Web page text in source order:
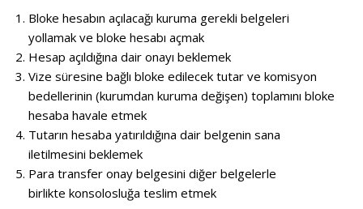
Bloke hesabın açılacağı kuruma gerekli belgeleri
yollamak ve bloke hesabı açmak
Hesap açıldığına dair onayı beklemek
Vize süresine bağlı bloke edilecek tutar ve komisyon
bedellerinin (kurumdan kuruma değişen) toplamını bloke
hesaba havale etmek
Tutarın hesaba yatırıldığına dair belgenin sana
iletilmesini beklemek
Para transfer onay belgesini diğer belgelerle
birlikte konsolosluğa teslim etmek